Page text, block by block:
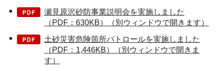
瀬見原沢砂防事業説明会を実施しました
（PDF：630KB）（別ウィンドウで開きます）
土砂災害危険箇所パトロールを実施しました
（PDF：1,446KB）（別ウィンドウで開きま
す）